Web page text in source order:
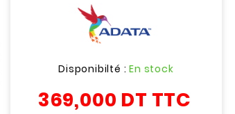
Disponibilté :En stock
369,000 DT TTC